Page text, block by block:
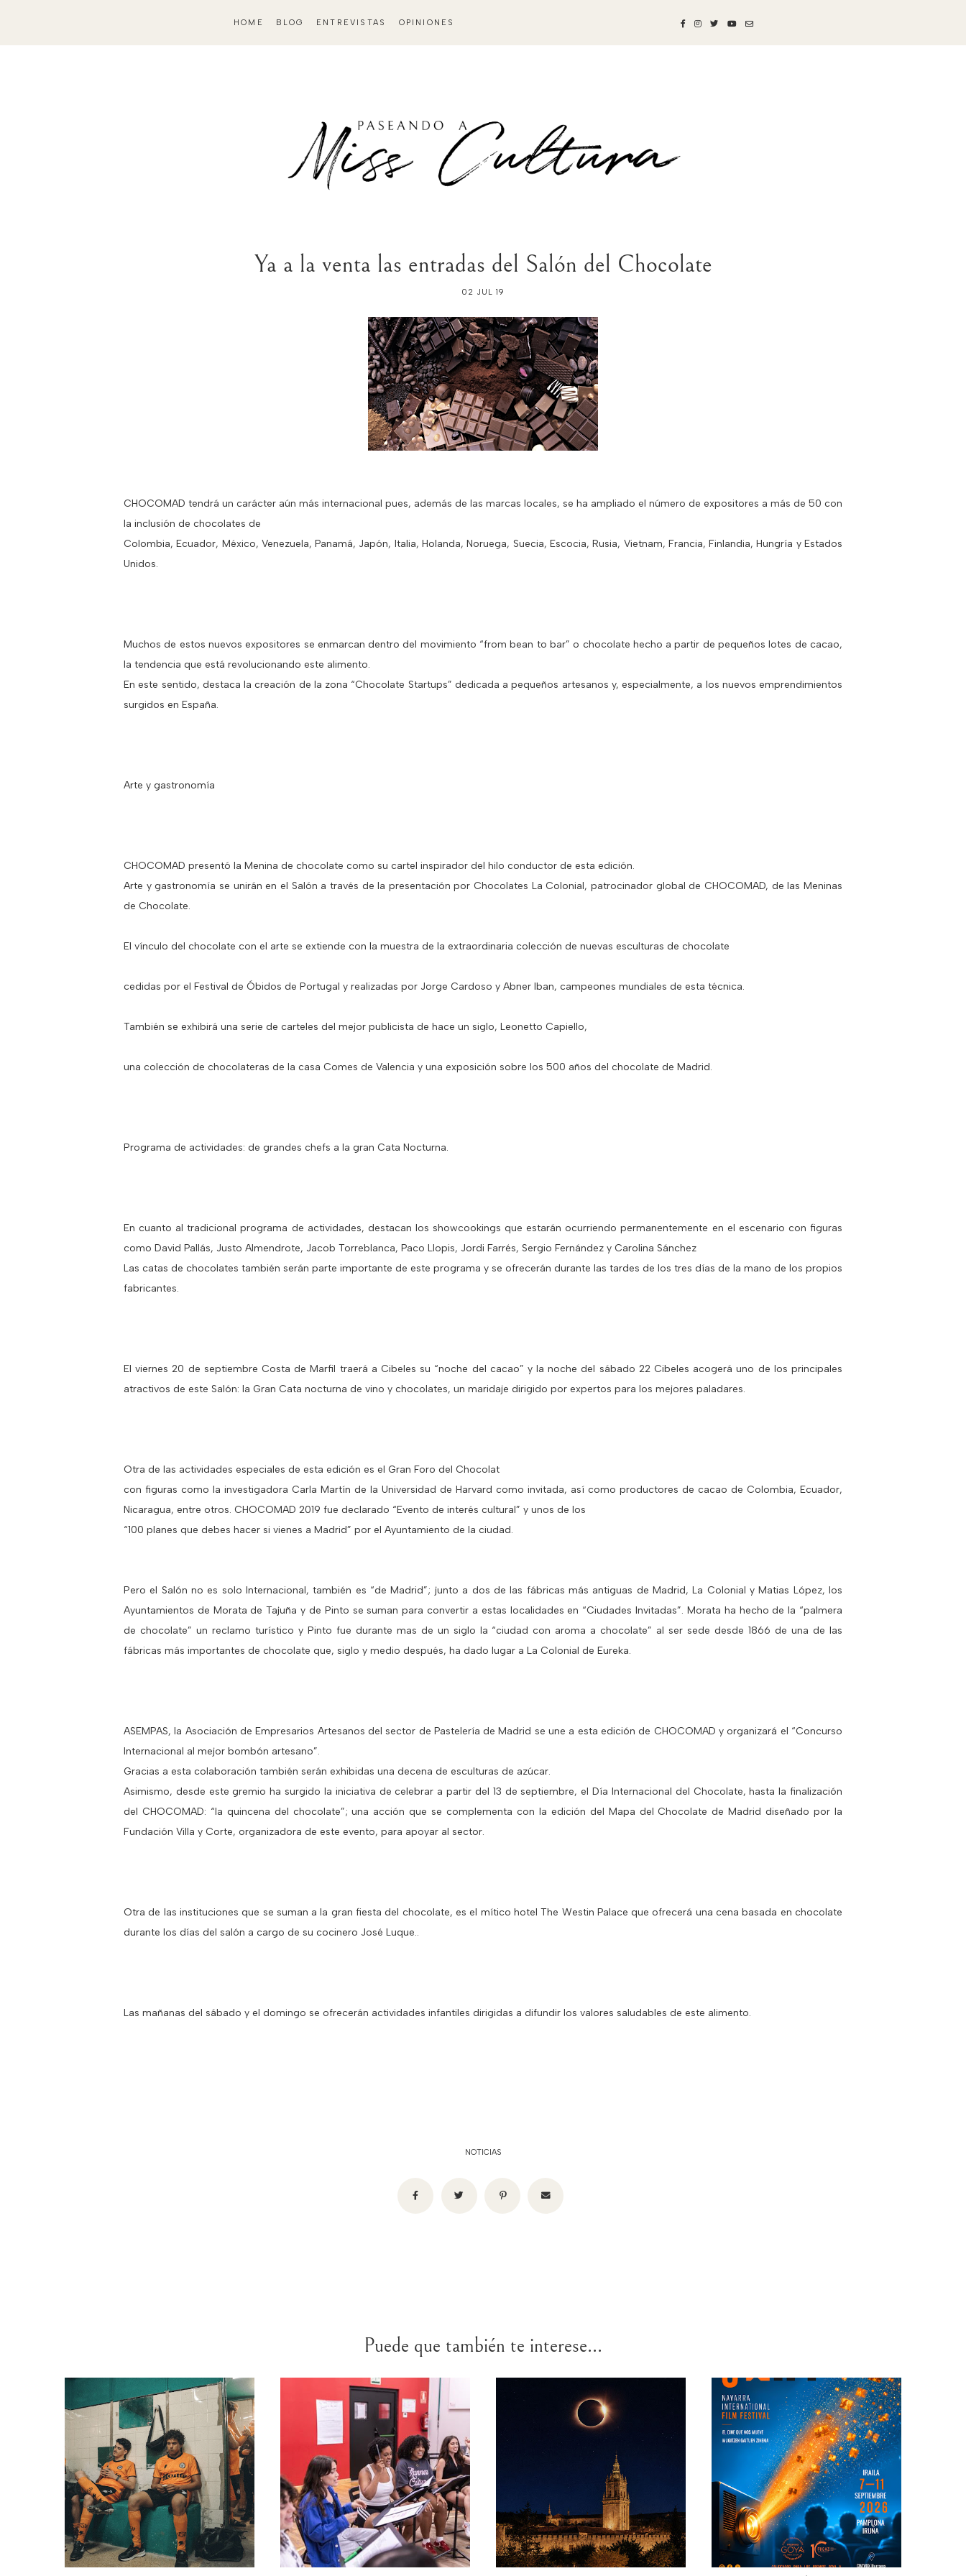
HOME BLOG ENTREVISTAS OPINIONES
Ya a la venta las entradas del Salón del Chocolate
02 JUL 19
CHOCOMAD tendrá un carácter aún más internacional pues, además de las marcas locales, se ha ampliado el número de expositores a más de 50 con
la inclusión de chocolates de
Colombia, Ecuador, México, Venezuela, Panamá, Japón, Italia, Holanda, Noruega, Suecia, Escocia, Rusia, Vietnam, Francia, Finlandia, Hungría y Estados
Unidos.
Muchos de estos nuevos expositores se enmarcan dentro del movimiento “from bean to bar” o chocolate hecho a partir de pequeños lotes de cacao,
la tendencia que está revolucionando este alimento.
En este sentido, destaca la creación de la zona “Chocolate Startups” dedicada a pequeños artesanos y, especialmente, a los nuevos emprendimientos
surgidos en España.
Arte y gastronomía
CHOCOMAD presentó la Menina de chocolate como su cartel inspirador del hilo conductor de esta edición.
Arte y gastronomía se unirán en el Salón a través de la presentación por Chocolates La Colonial, patrocinador global de CHOCOMAD, de las Meninas
de Chocolate.
El vínculo del chocolate con el arte se extiende con la muestra de la extraordinaria colección de nuevas esculturas de chocolate
cedidas por el Festival de Óbidos de Portugal y realizadas por Jorge Cardoso y Abner Iban, campeones mundiales de esta técnica.
También se exhibirá una serie de carteles del mejor publicista de hace un siglo, Leonetto Capiello,
una colección de chocolateras de la casa Comes de Valencia y una exposición sobre los 500 años del chocolate de Madrid.
Programa de actividades: de grandes chefs a la gran Cata Nocturna.
En cuanto al tradicional programa de actividades, destacan los showcookings que estarán ocurriendo permanentemente en el escenario con figuras
como David Pallás, Justo Almendrote, Jacob Torreblanca, Paco Llopis, Jordi Farrés, Sergio Fernández y Carolina Sánchez
Las catas de chocolates también serán parte importante de este programa y se ofrecerán durante las tardes de los tres días de la mano de los propios
fabricantes.
El viernes 20 de septiembre Costa de Marfil traerá a Cibeles su “noche del cacao” y la noche del sábado 22 Cibeles acogerá uno de los principales
atractivos de este Salón: la Gran Cata nocturna de vino y chocolates, un maridaje dirigido por expertos para los mejores paladares.
Otra de las actividades especiales de esta edición es el Gran Foro del Chocolat
con figuras como la investigadora Carla Martín de la Universidad de Harvard como invitada, así como productores de cacao de Colombia, Ecuador,
Nicaragua, entre otros. CHOCOMAD 2019 fue declarado “Evento de interés cultural” y unos de los
“100 planes que debes hacer si vienes a Madrid” por el Ayuntamiento de la ciudad.
Pero el Salón no es solo Internacional, también es “de Madrid”; junto a dos de las fábricas más antiguas de Madrid, La Colonial y Matias López, los
Ayuntamientos de Morata de Tajuña y de Pinto se suman para convertir a estas localidades en “Ciudades Invitadas”. Morata ha hecho de la “palmera
de chocolate” un reclamo turístico y Pinto fue durante mas de un siglo la “ciudad con aroma a chocolate” al ser sede desde 1866 de una de las
fábricas más importantes de chocolate que, siglo y medio después, ha dado lugar a La Colonial de Eureka.
ASEMPAS, la Asociación de Empresarios Artesanos del sector de Pastelería de Madrid se une a esta edición de CHOCOMAD y organizará el “Concurso
Internacional al mejor bombón artesano”.
Gracias a esta colaboración también serán exhibidas una decena de esculturas de azúcar.
Asimismo, desde este gremio ha surgido la iniciativa de celebrar a partir del 13 de septiembre, el Día Internacional del Chocolate, hasta la finalización
del CHOCOMAD: “la quincena del chocolate”; una acción que se complementa con la edición del Mapa del Chocolate de Madrid diseñado por la
Fundación Villa y Corte, organizadora de este evento, para apoyar al sector.
Otra de las instituciones que se suman a la gran fiesta del chocolate, es el mítico hotel The Westin Palace que ofrecerá una cena basada en chocolate
durante los días del salón a cargo de su cocinero José Luque..
Las mañanas del sábado y el domingo se ofrecerán actividades infantiles dirigidas a difundir los valores saludables de este alimento.
NOTICIAS
Puede que también te interese...